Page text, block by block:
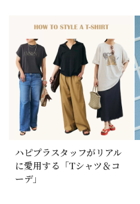
ハピプラスタッフがリアル
に愛用する「Tシャツ＆コ
ーデ」